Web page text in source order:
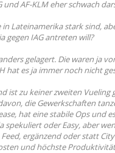
und AF-KLM eher schwach
in Lateinamerika stark sind,
gegen IAG antreten will?
gelagert. Die waren ja
hat es ja immer noch nicht
ist zu keiner zweiten
die Gewerkschaften
hat eine stabile Ops und
spekuliert oder Easy, aber
ergänzend oder statt
und höchste